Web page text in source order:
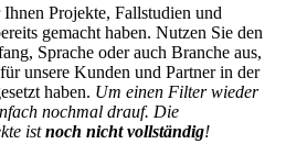
Projekte, Fallstudien und
gemacht haben. Nutzen Sie den
Sprache oder auch Branche aus,
unsere Kunden und Partner in der
haben. Um einen Filter wieder
nochmal drauf. Die
istnoch nicht vollständig!